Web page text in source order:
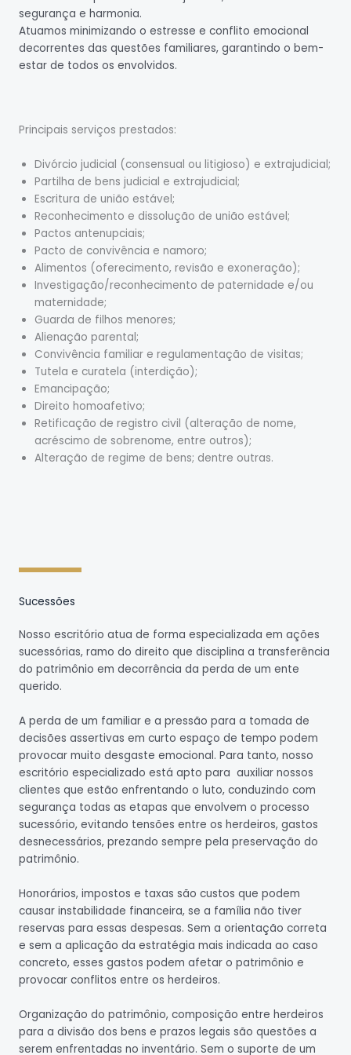
segurança e harmonia.
Atuamos minimizando o estresse e conflito emocional
decorrentes das questões familiares, garantindo o bem-
estar de todos os envolvidos.
Principais serviços prestados:
Divórcio judicial (consensual ou litigioso) e extrajudicial;
Partilha de bens judicial e extrajudicial;
Escritura de união estável;
Reconhecimento e dissolução de união estável;
Pactos antenupciais;
Pacto de convivência e namoro;
Alimentos (oferecimento, revisão e exoneração);
Investigação/reconhecimento de paternidade e/ou
maternidade;
Guarda de filhos menores;
Alienação parental;
Convivência familiar e regulamentação de visitas;
Tutela e curatela (interdição);
Emancipação;
Direito homoafetivo;
Retificação de registro civil (alteração de nome,
acréscimo de sobrenome, entre outros);
Alteração de regime de bens; dentre outras.
Sucessões
Nosso escritório atua de forma especializada em ações
sucessórias, ramo do direito que disciplina a transferência
do patrimônio em decorrência da perda de um ente
querido.
A perda de um familiar e a pressão para a tomada de
decisões assertivas em curto espaço de tempo podem
provocar muito desgaste emocional. Para tanto, nosso
escritório especializado está apto para auxiliar nossos
clientes que estão enfrentando o luto, conduzindo com
segurança todas as etapas que envolvem o processo
sucessório, evitando tensões entre os herdeiros, gastos
desnecessários, prezando sempre pela preservação do
patrimônio.
Honorários, impostos e taxas são custos que podem
causar instabilidade financeira, se a família não tiver
reservas para essas despesas. Sem a orientação correta
e sem a aplicação da estratégia mais indicada ao caso
concreto, esses gastos podem afetar o patrimônio e
provocar conflitos entre os herdeiros.
Organização do patrimônio, composição entre herdeiros
para a divisão dos bens e prazos legais são questões a
serem enfrentadas no inventário. Sem o suporte de um